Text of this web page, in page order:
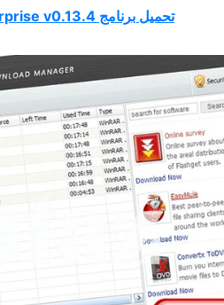
تحميل برنامج Coder OSSEnterprise v0.13.4 مجاني من ميديا ​​فاير